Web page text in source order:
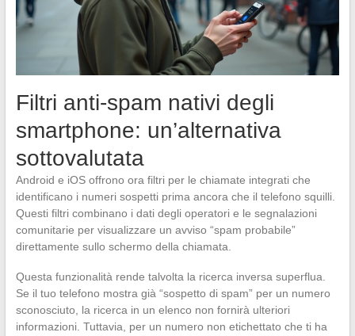
Filtri anti-spam nativi degli
smartphone: un’alternativa
sottovalutata
Android e iOS offrono ora filtri per le chiamate integrati che
identificano i numeri sospetti prima ancora che il telefono squilli.
Questi filtri combinano i dati degli operatori e le segnalazioni
comunitarie per visualizzare un avviso “spam probabile”
direttamente sullo schermo della chiamata.
Questa funzionalità rende talvolta la ricerca inversa superflua.
Se il tuo telefono mostra già “sospetto di spam” per un numero
sconosciuto, la ricerca in un elenco non fornirà ulteriori
informazioni. Tuttavia, per un numero non etichettato che ti ha